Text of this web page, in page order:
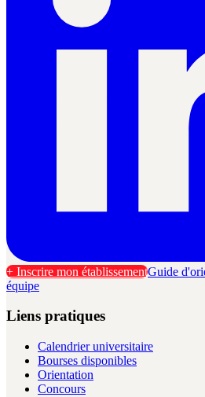
+ Inscrire mon établissementGuide
équipe
Liens pratiques
Calendrier universitaire
Bourses disponibles
Orientation
Concours